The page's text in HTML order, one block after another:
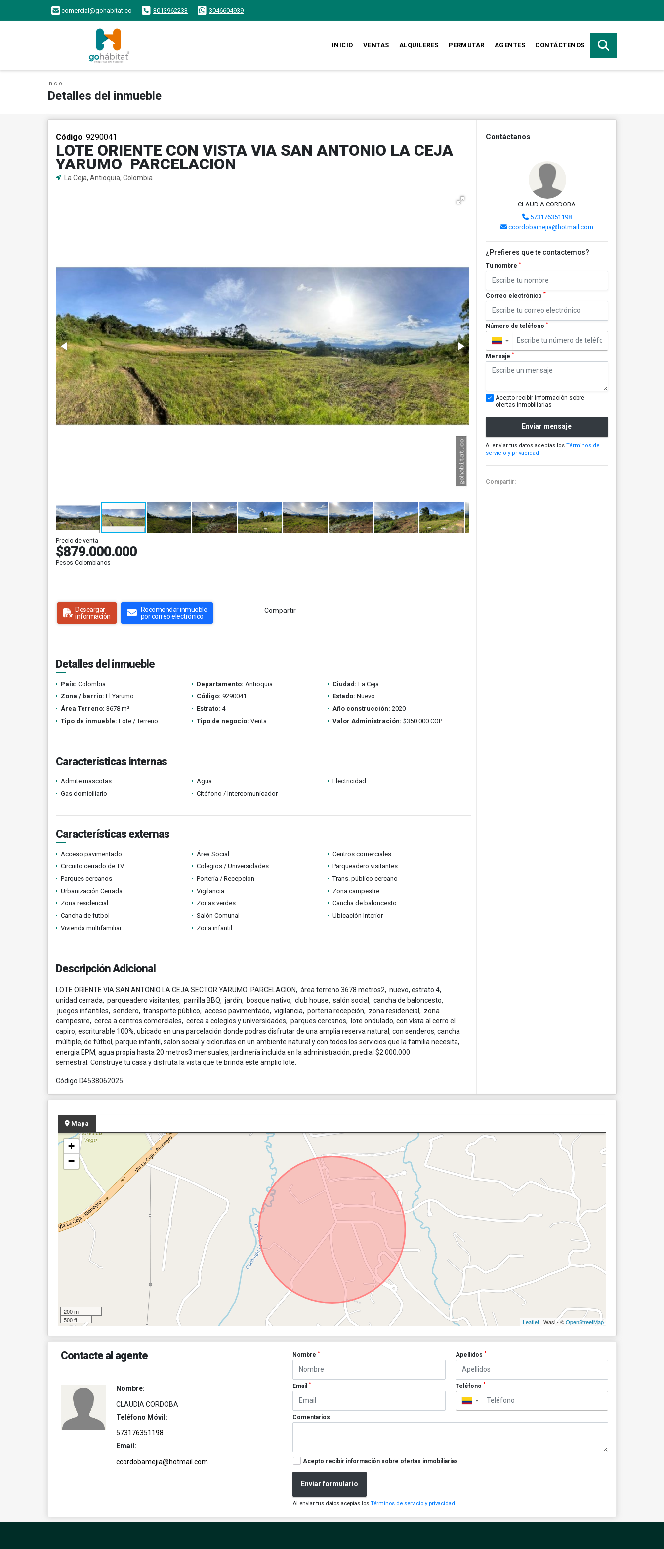
comercial@gohabitat.co 3013962233 3046604939
INICIO VENTAS ALQUILERES PERMUTAR AGENTES CONTÁCTENOS
Inicio
Detalles del inmueble
Código. 9290041
LOTE ORIENTE CON VISTA VIA SAN ANTONIO LA CEJA
YARUMO PARCELACION
La Ceja, Antioquia, Colombia
Precio de venta
$879.000.000
Pesos Colombianos
Descargar
información
Recomendar inmueble
por correo electrónico
Compartir
Detalles del inmueble
País: Colombia Departamento: Antioquia Ciudad: La Ceja
Zona / barrio: El Yarumo Código: 9290041 Estado: Nuevo
Área Terreno: 3678 m² Estrato: 4 Año construcción: 2020
Tipo de inmueble: Lote / Terreno Tipo de negocio: Venta Valor Administración: $350.000 COP
Características internas
Admite mascotas Agua
Electricidad
Gas domiciliario
Citófono / Intercomunicador
Características externas
Acceso pavimentado Área Social
Centros comerciales
Circuito cerrado de TV
Colegios / Universidades
Parqueadero visitantes
Parques cercanos
Portería / Recepción
Trans. público cercano
Urbanización Cerrada
Vigilancia
Zona campestre
Zona residencial
Zonas verdes
Cancha de baloncesto
Cancha de futbol
Salón Comunal
Ubicación Interior
Vivienda multifamiliar
Zona infantil
Descripción Adicional
LOTE ORIENTE VIA SAN ANTONIO LA CEJA SECTOR YARUMO PARCELACION, área terreno 3678 metros2, nuevo, estrato 4,
unidad cerrada, parqueadero visitantes, parrilla BBQ, jardín, bosque nativo, club house, salón social, cancha de baloncesto,
juegos infantiles, sendero, transporte público, acceso pavimentado, vigilancia, porteria recepción, zona residencial, zona
campestre, cerca a centros comerciales, cerca a colegios y universidades, parques cercanos, lote ondulado, con vista al cerro el
capiro, escriturable 100%, ubicado en una parcelación donde podras disfrutar de una amplia reserva natural, con senderos, cancha
múltiple, de fútbol, parque infantil, salon social y ciclorutas en un ambiente natural y con todos los servicios que la familia necesita,
energia EPM, agua propia hasta 20 metros3 mensuales, jardinería incluida en la administración, predial $2.000.000
semestral. Construye tu casa y disfruta la vista que te brinda este amplio lote.
Código D4538062025
Contáctanos
CLAUDIA CORDOBA
573176351198
ccordobamejia@hotmail.com
¿Prefieres que te contactemos?
Tu nombre *
Correo electrónico *
Número de teléfono *
▼
Mensaje *
Acepto recibir información sobre
ofertas inmobiliarias
Enviar mensaje
Al enviar tus datos aceptas los Términos de
servicio y privacidad
Compartir:
Mapa
+
−
200 m
500 ft
Leaflet | Wasi - ©OpenStreetMap
Contacte al agente
Nombre:
CLAUDIA CORDOBA
Teléfono Móvil:
573176351198
Email:
ccordobamejia@hotmail.com
Nombre* Apellidos *
Email* Teléfono *
▼
Comentarios
Acepto recibir información sobre ofertas inmobiliarias
Enviar formulario
Al enviar tus datos aceptas losTérminos de servicio y privacidad